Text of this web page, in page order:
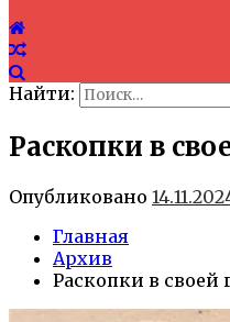
Найти:
Раскопки в
Опубликовано
Главная
Архив
Раскопки в своей